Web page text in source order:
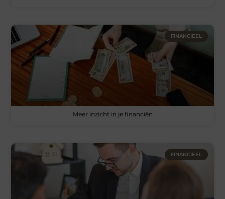
FINANCIEEL
Meer inzicht in je financiën
FINANCIEEL